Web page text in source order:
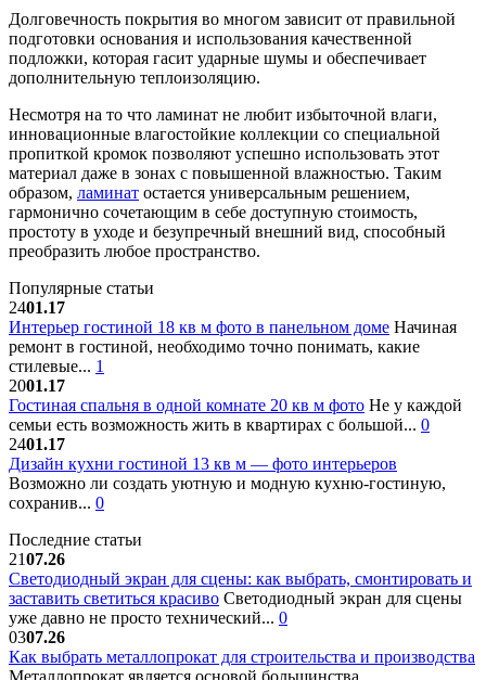
Долговечность покрытия во многом зависит от правильной
подготовки основания и использования качественной
подложки, которая гасит ударные шумы и обеспечивает
дополнительную теплоизоляцию.
Несмотря на то что ламинат не любит избыточной влаги,
инновационные влагостойкие коллекции со специальной
пропиткой кромок позволяют успешно использовать этот
материал даже в зонах с повышенной влажностью. Таким
образом, ламинат остается универсальным решением,
гармонично сочетающим в себе доступную стоимость,
простоту в уходе и безупречный внешний вид, способный
преобразить любое пространство.
Популярные статьи
2401.17
Интерьер гостиной 18 кв м фото в панельном доме Начиная
ремонт в гостиной, необходимо точно понимать, какие
стилевые... 1
2001.17
Гостиная спальня в одной комнате 20 кв м фото Не у каждой
семьи есть возможность жить в квартирах с большой... 0
2401.17
Дизайн кухни гостиной 13 кв м — фото интерьеров
Возможно ли создать уютную и модную кухню-гостиную,
сохранив... 0
Последние статьи
2107.26
Светодиодный экран для сцены: как выбрать, смонтировать и
заставить светиться красиво Светодиодный экран для сцены
уже давно не просто технический... 0
0307.26
Как выбрать металлопрокат для строительства и производства
Металлопрокат является основой большинства